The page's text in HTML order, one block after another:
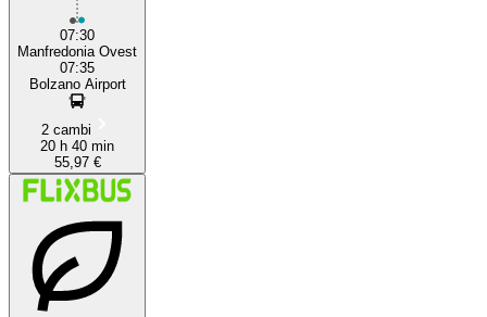
07:30
Manfredonia Ovest
07:35
Bolzano Airport
2 cambi
20 h 40 min
55,97 €